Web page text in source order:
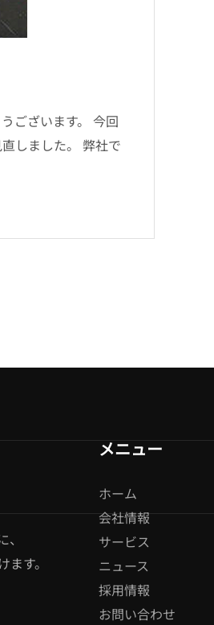
ございます。 今回
しました。 弊社で
す。
メニュー
ホーム
会社情報
サービス
ニュース
採用情報
お問い合わせ